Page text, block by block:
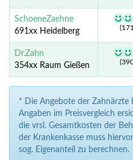
SchoeneZaehne
691xx Heidelberg
Dr.Zahn
354xx Raum Gießen
* Die Angebote der Zahnärzte
Angaben im Preisvergleich
die vrsl. Gesamtkosten der
der Krankenkasse muss
sog. Eigenanteil zu berechnen.